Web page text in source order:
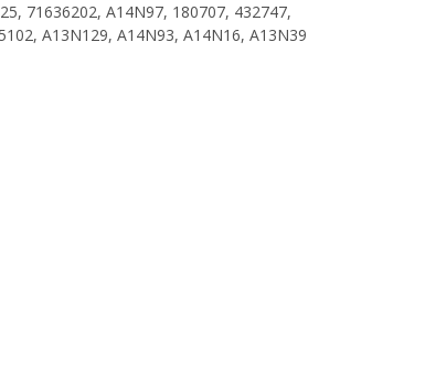
71636202, A14N97, 180707, 432747,
A13N129, A14N93, A14N16, A13N39